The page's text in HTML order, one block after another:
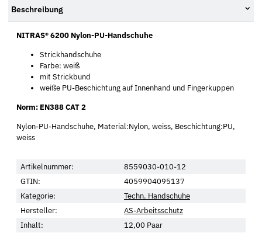
Beschreibung
NITRAS® 6200 Nylon-PU-Handschuhe
Strickhandschuhe
Farbe: weiß
mit Strickbund
weiße PU-Beschichtung auf Innenhand und Fingerkuppen
Norm: EN388 CAT 2
Nylon-PU-Handschuhe, Material:Nylon, weiss, Beschichtung:PU,
weiss
Artikelnummer:
8559030-010-12
GTIN:
4059904095137
Kategorie:
Techn. Handschuhe
Hersteller:
AS-Arbeitsschutz
Inhalt:
12,00 Paar